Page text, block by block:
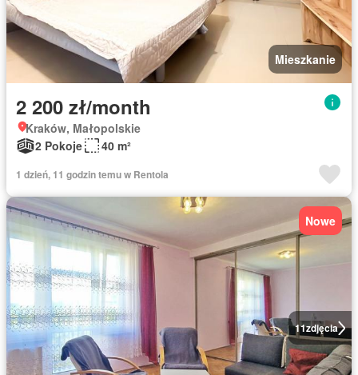
Mieszkanie
2 200 zł/month
Kraków, Małopolskie
2 Pokoje
40 m²
1 dzień, 11 godzin temu w Rentola
11zdjęcia
Nowe